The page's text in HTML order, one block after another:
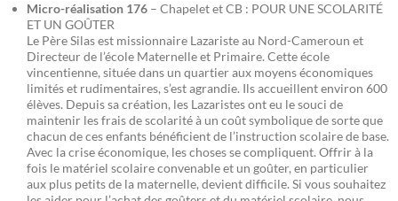
Micro-réalisation 176 – Chapelet et CB : POUR UNE SCOLARITÉ
ET UN GOÛTER
Le Père Silas est missionnaire Lazariste au Nord-Cameroun et
Directeur de l’école Maternelle et Primaire. Cette école
vincentienne, située dans un quartier aux moyens économiques
limités et rudimentaires, s’est agrandie. Ils accueillent environ 600
élèves. Depuis sa création, les Lazaristes ont eu le souci de
maintenir les frais de scolarité à un coût symbolique de sorte que
chacun de ces enfants bénéficient de l’instruction scolaire de base.
Avec la crise économique, les choses se compliquent. Offrir à la
fois le matériel scolaire convenable et un goûter, en particulier
aux plus petits de la maternelle, devient difficile. Si vous souhaitez